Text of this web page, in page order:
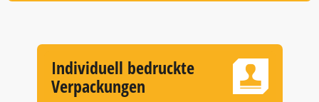
Individuell bedruckte
Verpackungen